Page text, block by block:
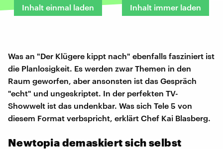
Inhalt einmal laden Inhalt immer laden
Was an "Der Klügere kippt nach" ebenfalls fasziniert ist
die Planlosigkeit. Es werden zwar Themen in den
Raum geworfen, aber ansonsten ist das Gespräch
"echt" und ungeskriptet. In der perfekten TV-
Showwelt ist das undenkbar. Was sich Tele 5 von
diesem Format verbspricht, erklärt Chef Kai Blasberg.
​Newtopia demaskiert sich selbst